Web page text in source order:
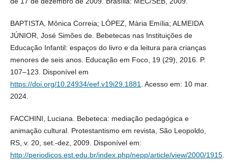
BAPTISTA, Mônica Correia; LÓPEZ, Mària Emília; ALMEIDA
JÚNIOR, José Simões de. Bebetecas nas Instituições de
Educação Infantil: espaços do livro e da leitura para crianças
menores de seis anos. Educação em Foco, 19 (29), 2016. P.
107–123. Disponível em
https://doi.org/10.24934/eef.v19i29.1881
. Acesso em: 10 mar.
2024.
FACCHINI, Luciana. Bebeteca: mediação pedagógica e
animação cultural. Protestantismo em revista, São Leopoldo,
RS, v. 20, set.-dez, 2009. Disponível em:
http://periodicos.est.edu.br/index.php/nepp/article/view/2000/1915.